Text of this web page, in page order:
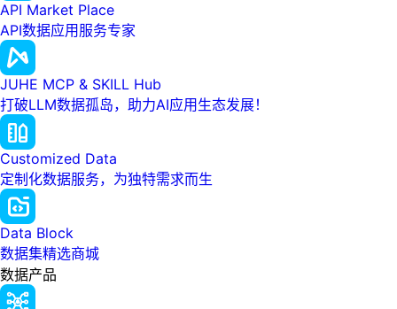
API Market Place
API数据应用服务专家
JUHE MCP & SKILL Hub
打破LLM数据孤岛，助力AI应用生态发展！
Customized Data
定制化数据服务，为独特需求而生
Data Block
数据集精选商城
数据产品